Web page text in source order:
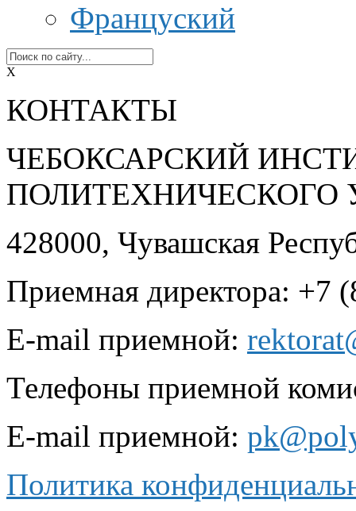
Француский
X
КОНТАКТЫ
ЧЕБОКСАРСКИЙ
ПОЛИТЕХНИЧЕСКОГО
428000, Чувашская
Приемная директора: +7
E-mail приемной:
Телефоны приемной
E-mail приемной:
Политика